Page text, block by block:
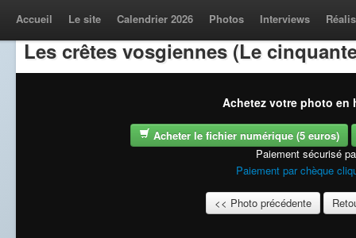
Accueil Le site Calendrier 2026 Photos Interviews
Les crêtes vosgiennes (Le
Achetez votre photo en
Acheter le fichier numérique (5 euros)
Paiement sécurisé
Paiement par chèque
<< Photo précédente